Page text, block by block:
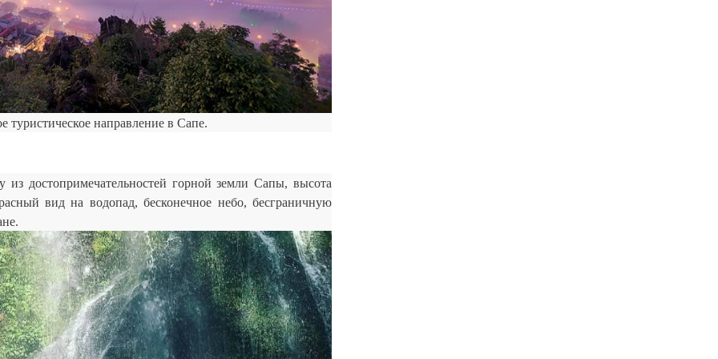
туристическое направление в Сапе.
достопримечательностей горной земли Сапы, высота
вид на водопад, бесконечное небо, бесграничную